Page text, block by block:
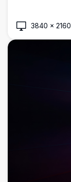
3840 × 2160